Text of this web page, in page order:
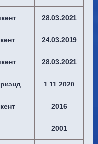
28.03.2021
24.03.2019
28.03.2021
1.11.2020
2016
2001